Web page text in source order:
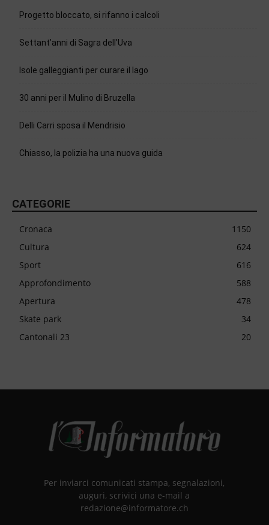
Progetto bloccato, si rifanno i calcoli
Settant’anni di Sagra dell’Uva
Isole galleggianti per curare il lago
30 anni per il Mulino di Bruzella
Delli Carri sposa il Mendrisio
Chiasso, la polizia ha una nuova guida
CATEGORIE
Cronaca
1150
Cultura
624
Sport
616
Approfondimento
588
Apertura
478
Skate park
34
Cantonali 23
20
Per inviarci comunicati stampa, segnalazioni,
auguri, scrivici una e-mail a
redazione@informatore.ch